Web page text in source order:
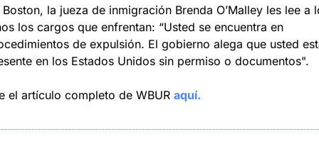
Boston, la jueza de inmigración Brenda O’Malley les lee a
los cargos que enfrentan: “Usted se encuentra en
de expulsión. El gobierno alega que usted
en los Estados Unidos sin permiso o documentos".
el artículo completo de WBUR aquí.